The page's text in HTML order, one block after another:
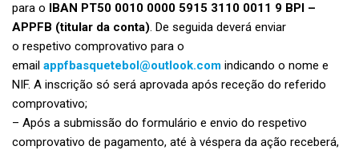
para o IBAN PT50 0010 0000 5915 3110 0011 9 BPI –
APPFB (titular da conta). De seguida deverá enviar
o respetivo comprovativo para o
email appfbasquetebol@outlook.com indicando o nome e
NIF. A inscrição só será aprovada após receção do referido
comprovativo;
– Após a submissão do formulário e envio do respetivo
comprovativo de pagamento, até à véspera da ação receberá,